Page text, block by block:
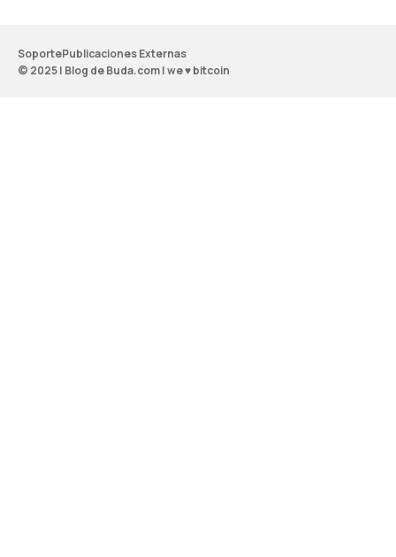
SoportePublicaciones Externas
© 2025 | Blog de Buda.com | we ♥ bitcoin